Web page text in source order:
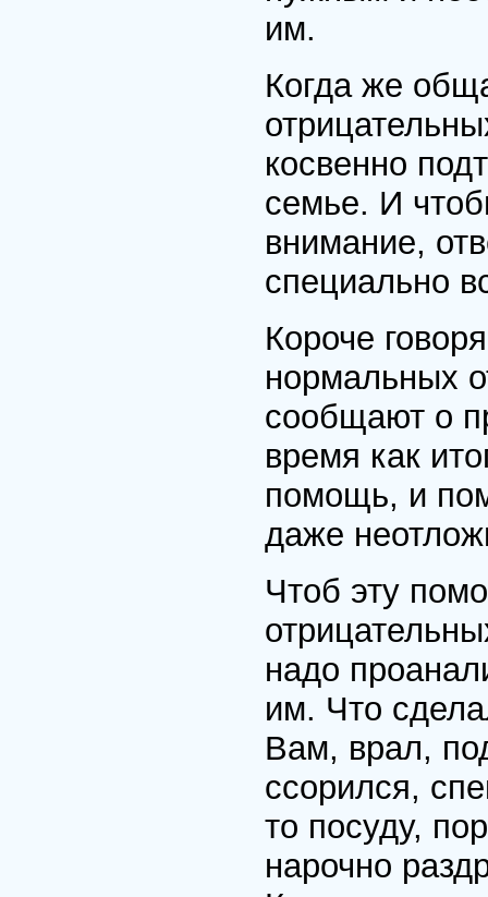
им.
Когда же
косвенно
семье. И
внимание,
специально
Короче
нормальных
сообщают о
время как
помощь, и
даже
Чтоб эту
надо
им. Что
Вам, врал,
ссорился,
то посуду,
нарочно